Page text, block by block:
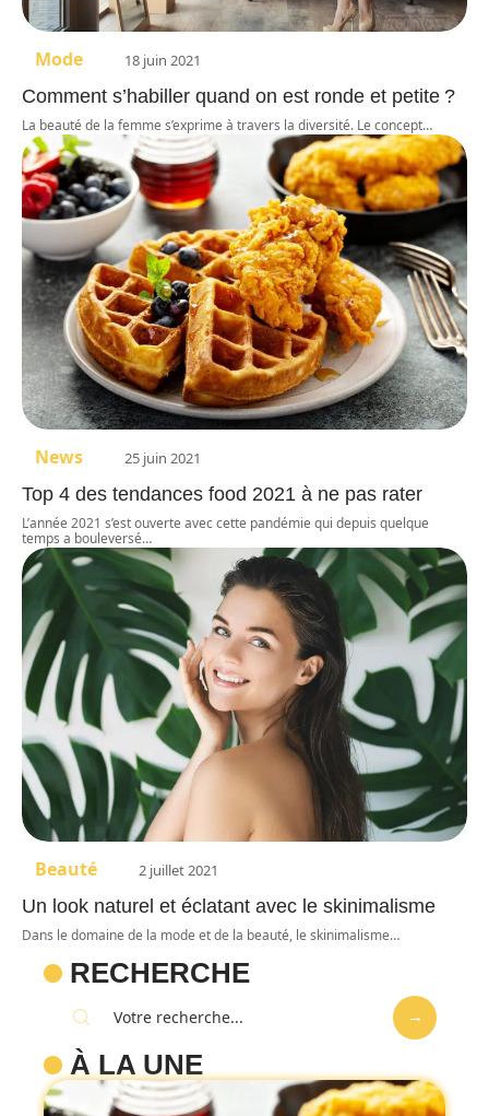
Mode 18 juin 2021
Comment s’habiller quand on est ronde et petite ?
La beauté de la femme s’exprime à travers la diversité. Le concept…
News 25 juin 2021
Top 4 des tendances food 2021 à ne pas rater
L’année 2021 s’est ouverte avec cette pandémie qui depuis quelque
temps a bouleversé…
Beauté 2 juillet 2021
Un look naturel et éclatant avec le skinimalisme
Dans le domaine de la mode et de la beauté, le skinimalisme…
RECHERCHE
À LA UNE